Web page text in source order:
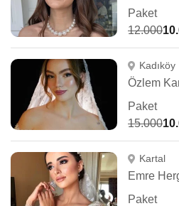
Paket
12.000
Kadıköy
Paket
15.000
Kartal
Emre
Paket